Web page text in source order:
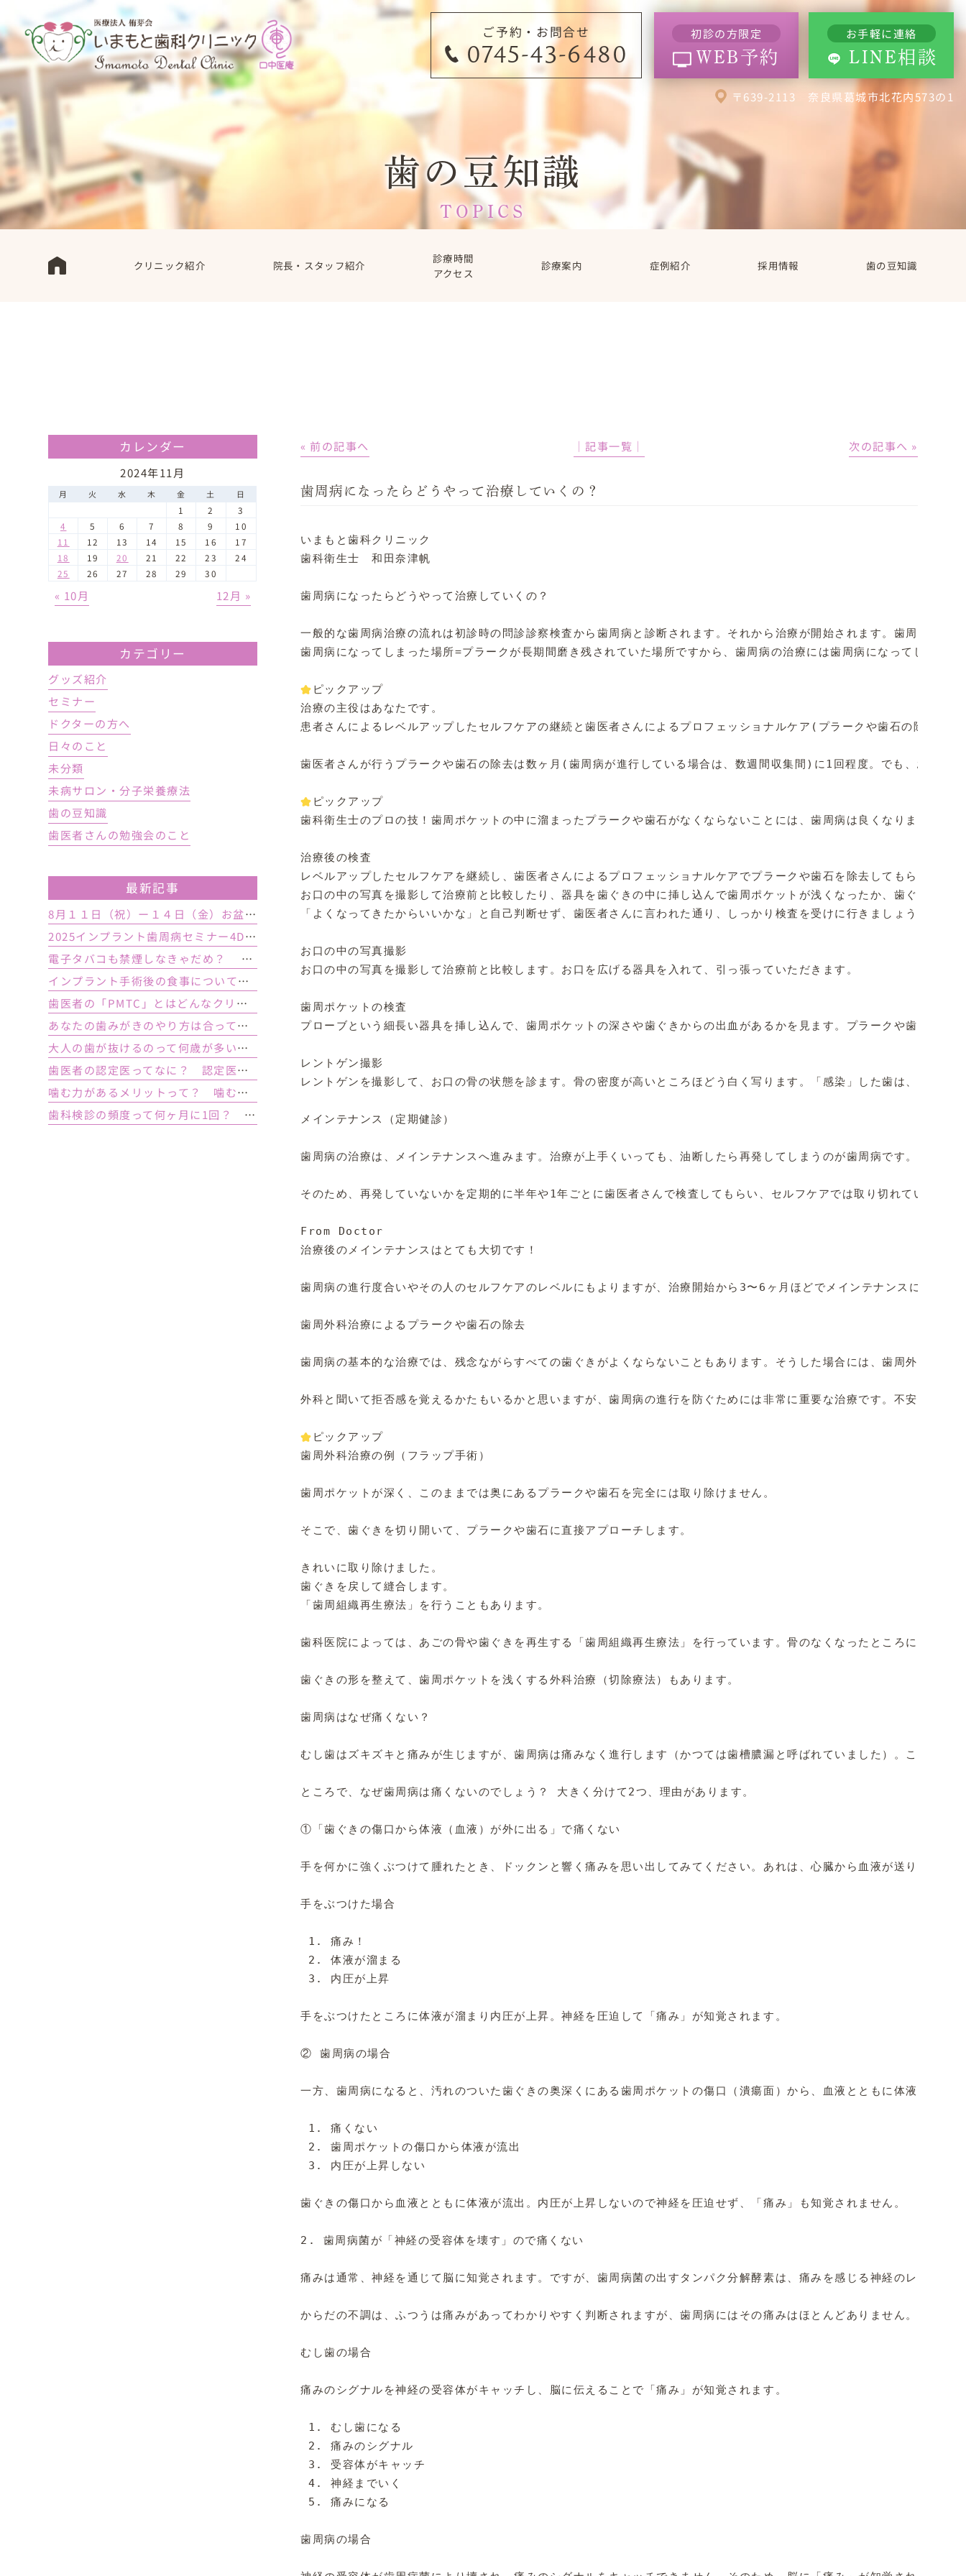
ご予約・お問合せ
0745-43-6480
初診の方限定
WEB予約
お手軽に連絡
LINE相談
〒639-2113 奈良県葛城市北花内573の1
歯の豆知識
TOPICS
クリニック紹介 院長・スタッフ紹介
診療時間
アクセス
診療案内 症例紹介 採用情報 歯の豆知識
« 前の記事へ │記事一覧│ 次の記事へ »
歯周病になったらどうやって治療していくの？
いまもと歯科クリニック
歯科衛生士　和田奈津帆
歯周病になったらどうやって治療していくの？
一般的な歯周病治療の流れは初診時の問診診察検査から歯周病と診断されます。それから治療が開始されます。歯周病治
歯周病になってしまった場所=プラークが長期間磨き残されていた場所ですから、歯周病の治療には歯周病になってしま
︎ピックアップ
治療の主役はあなたです。
患者さんによるレベルアップしたセルフケアの継続と歯医者さんによるプロフェッショナルケア(プラークや歯石の除去)な
歯医者さんが行うプラークや歯石の除去は数ヶ月(歯周病が進行している場合は、数週間収集間)に1回程度。でも、お口の
︎ピックアップ
歯科衛生士のプロの技！歯周ポケットの中に溜まったプラークや歯石がなくならないことには、歯周病は良くなりません
治療後の検査
レベルアップしたセルフケアを継続し、歯医者さんによるプロフェッショナルケアでプラークや歯石を除去してもらった後
お口の中の写真を撮影して治療前と比較したり、器具を歯ぐきの中に挿し込んで歯周ポケットが浅くなったか、歯ぐきか
「よくなってきたからいいかな」と自己判断せず、歯医者さんに言われた通り、しっかり検査を受けに行きましょう。
お口の中の写真撮影
お口の中の写真を撮影して治療前と比較します。お口を広げる器具を入れて、引っ張っていただきます。
歯周ポケットの検査
プローブという細長い器具を挿し込んで、歯周ポケットの深さや歯ぐきからの出血があるかを見ます。プラークや歯石が残
レントゲン撮影
レントゲンを撮影して、お口の骨の状態を診ます。骨の密度が高いところほどう白く写ります。「感染」した歯は、基本的
メインテナンス（定期健診）
歯周病の治療は、メインテナンスへ進みます。治療が上手くいっても、油断したら再発してしまうのが歯周病です。プラ
そのため、再発していないかを定期的に半年や1年ごとに歯医者さんで検査してもらい、セルフケアでは取り切れていな
From Doctor
治療後のメインテナンスはとても大切です！
歯周病の進行度合いやその人のセルフケアのレベルにもよりますが、治療開始から3〜6ヶ月ほどでメインテナンスに移行
歯周外科治療によるプラークや歯石の除去
歯周病の基本的な治療では、残念ながらすべての歯ぐきがよくならないこともあります。そうした場合には、歯周外科治
外科と聞いて拒否感を覚えるかたもいるかと思いますが、歯周病の進行を防ぐためには非常に重要な治療です。不安な場合
︎ピックアップ
歯周外科治療の例（フラップ手術）
歯周ポケットが深く、このままでは奥にあるプラークや歯石を完全には取り除けません。
そこで、歯ぐきを切り開いて、プラークや歯石に直接アプローチします。
きれいに取り除けました。
歯ぐきを戻して縫合します。
「歯周組織再生療法」を行うこともあります。
歯科医院によっては、あごの骨や歯ぐきを再生する「歯周組織再生療法」を行っています。骨のなくなったところに再生材
歯ぐきの形を整えて、歯周ポケットを浅くする外科治療（切除療法）もあります。
歯周病はなぜ痛くない？
むし歯はズキズキと痛みが生じますが、歯周病は痛みなく進行します（かつては歯槽膿漏と呼ばれていました）。この「
ところで、なぜ歯周病は痛くないのでしょう？ 大きく分けて2つ、理由があります。
①「歯ぐきの傷口から体液（血液）が外に出る」で痛くない
手を何かに強くぶつけて腫れたとき、ドックンと響く痛みを思い出してみてください。あれは、心臓から血液が送り込ま
手をぶつけた場合
1. 痛み！
2. 体液が溜まる
3. 内圧が上昇
手をぶつけたところに体液が溜まり内圧が上昇。神経を圧迫して「痛み」が知覚されます。
② 歯周病の場合
一方、歯周病になると、汚れのついた歯ぐきの奥深くにある歯周ポケットの傷口（潰瘍面）から、血液とともに体液が出て
1. 痛くない
2. 歯周ポケットの傷口から体液が流出
3. 内圧が上昇しない
歯ぐきの傷口から血液とともに体液が流出。内圧が上昇しないので神経を圧迫せず、「痛み」も知覚されません。
2. 歯周病菌が「神経の受容体を壊す」ので痛くない
痛みは通常、神経を通じて脳に知覚されます。ですが、歯周病菌の出すタンパク分解酵素は、痛みを感じる神経のレセプ
からだの不調は、ふつうは痛みがあってわかりやすく判断されますが、歯周病にはその痛みはほとんどありません。だから
むし歯の場合
痛みのシグナルを神経の受容体がキャッチし、脳に伝えることで「痛み」が知覚されます。
1. むし歯になる
2. 痛みのシグナル
3. 受容体がキャッチ
4. 神経までいく
5. 痛みになる
歯周病の場合
カレンダー
2024年11月
月 火 水 木 金 土 日
1 2
3
4
5 6 7 8 9
10
11
12 13 14 15 16
17
18
19 20 21 22 23
24
25
26 27 28 29 30
« 10月 12月 »
カテゴリー
グッズ紹介
セミナー
ドクターの方へ
日々のこと
未分類
未病サロン・分子栄養療法
歯の豆知識
歯医者さんの勉強会のこと
最新記事
8月１１日（祝）ー１４日（金）お盆休み １５日土曜日から診療しております
2025インプラント歯周病セミナー4DAY行いました
電子タバコも禁煙しなきゃだめ？ インプラント手術前後の喫煙が及ぼす影響とは？
インプラント手術後の食事について｜ 当日の注意点・いつから普通の食事ができる？
歯医者の「PMTC」とはどんなクリーニング？スケーリングとは何が違うの？
あなたの歯みがきのやり方は合っている？ 正しい歯みがき方法と間違った方法
大人の歯が抜けるのって何歳が多い？ 平均年齢と原因について
歯医者の認定医ってなに？ 認定医やインストラクターの資格を持つ歯医者のメリット
噛む力があるメリットって？ 噛む力が弱いとどうなるの？
歯科検診の頻度って何ヶ月に1回？ 定期検診って何するの？